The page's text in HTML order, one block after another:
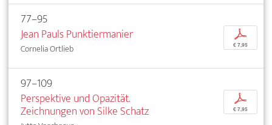
77–95
Jean Pauls Punktiermanier
Cornelia Ortlieb
p
€ 7,95
97–109
Perspektive und Opazität.
Zeichnungen von Silke Schatz
p
€ 7,95